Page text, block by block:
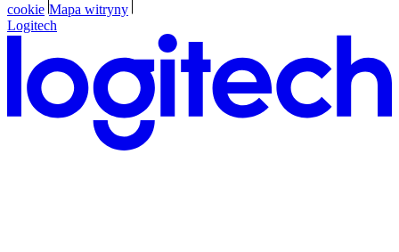
cookie Mapa witryny
Logitech